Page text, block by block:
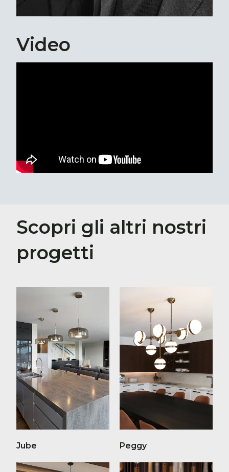
Video
Scopri gli altri nostri
progetti
Jube Peggy